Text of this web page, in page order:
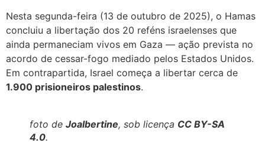
Nesta segunda-feira (13 de outubro de 2025), o Hamas
concluiu a libertação dos 20 reféns israelenses que
ainda permaneciam vivos em Gaza — ação prevista no
acordo de cessar-fogo mediado pelos Estados Unidos.
Em contrapartida, Israel começa a libertar cerca de
1.900 prisioneiros palestinos.
foto de Joalbertine, sob licença CC BY-SA
4.0.